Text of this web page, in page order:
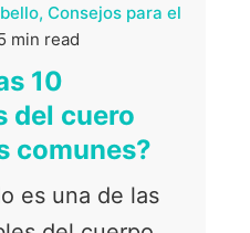
Consejos para el
min read
10
del cuero
comunes?
es una de las